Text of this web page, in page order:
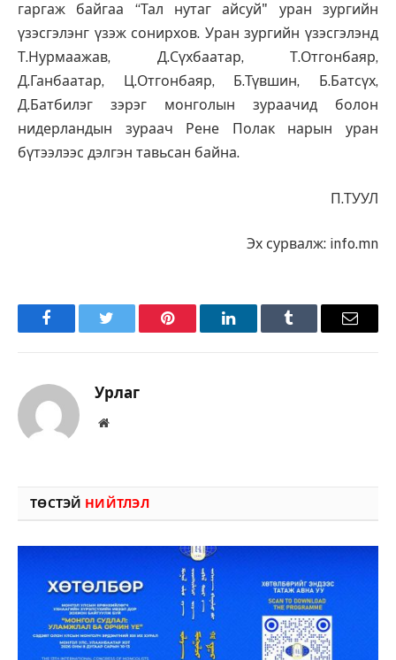
гаргаж байгаа “Тал нутаг айсуй" уран зургийн
үзэсгэлэнг үзэж сонирхов. Уран зургийн үзэсгэлэнд
Т.Нурмаажав, Д.Сүхбаатар, Т.Отгонбаяр,
Д.Ганбаатар, Ц.Отгонбаяр, Б.Түвшин, Б.Батсүх,
Д.Батбилэг зэрэг монголын зураачид болон
нидерландын зураач Рене Полак нарын уран
бүтээлээс дэлгэн тавьсан байна.
П.ТУУЛ
Эх сурвалж: info.mn
FacebookTwitter Pinterest LinkedInTumblr Имэйл
Урлаг
Вэбсайт
ТӨСТЭЙ НИЙТЛЭЛ